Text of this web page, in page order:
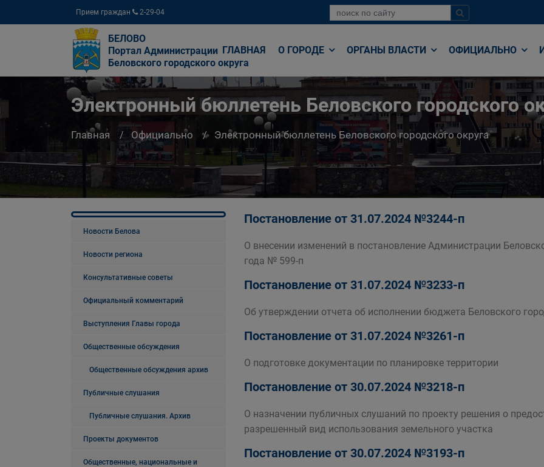
Прием граждан 2-29-04
БЕЛОВО
Портал Администрации
Беловского городского округа
ГЛАВНАЯ О ГОРОДЕ ОРГАНЫ ВЛАСТИ ОФИЦИАЛЬНО
Электронный бюллетень Беловского городского
Главная Официально Электронный бюллетень Беловского городского округа
Новости Белова
Новости региона
Консультативные советы
Официальный комментарий
Выступления Главы города
Общественные обсуждения
Общественные обсуждения архив
Публичные слушания
Публичные слушания. Архив
Проекты документов
Общественные, национальные и
Постановление от 31.07.2024 №3244-п
О внесении изменений в постановление Администрации
года № 599-п
Постановление от 31.07.2024 №3233-п
Об утверждении отчета об исполнении бюджета Беловского
Постановление от 31.07.2024 №3261-п
О подготовке документации по планировке территории
Постановление от 30.07.2024 №3218-п
О назначении публичных слушаний по проекту решения о
разрешенный вид использования земельного участка
Постановление от 30.07.2024 №3193-п